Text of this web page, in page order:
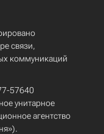
связи,
коммуникаций
57640
унитарное
агентство